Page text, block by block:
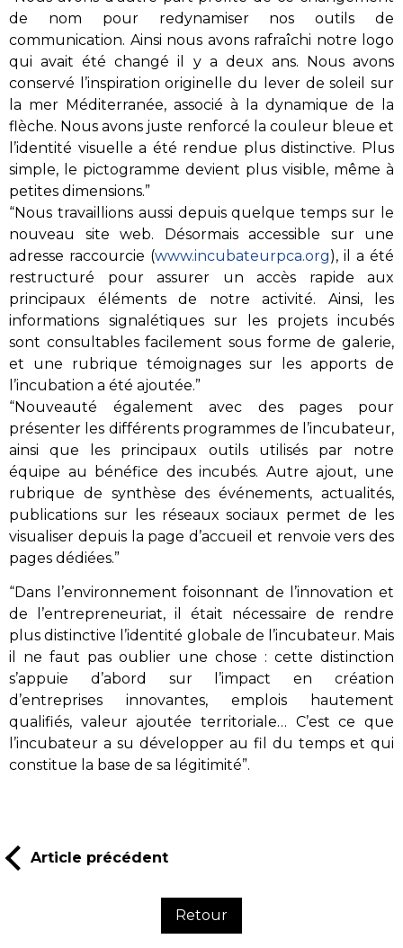
de nom pour redynamiser nos outils de
communication. Ainsi nous avons rafraîchi notre logo
qui avait été changé il y a deux ans. Nous avons
conservé l’inspiration originelle du lever de soleil sur
la mer Méditerranée, associé à la dynamique de la
flèche. Nous avons juste renforcé la couleur bleue et
l’identité visuelle a été rendue plus distinctive. Plus
simple, le pictogramme devient plus visible, même à
petites dimensions.”
“Nous travaillions aussi depuis quelque temps sur le
nouveau site web. Désormais accessible sur une
adresse raccourcie (www.incubateurpca.org), il a été
restructuré pour assurer un accès rapide aux
principaux éléments de notre activité. Ainsi, les
informations signalétiques sur les projets incubés
sont consultables facilement sous forme de galerie,
et une rubrique témoignages sur les apports de
l’incubation a été ajoutée.”
“Nouveauté également avec des pages pour
présenter les différents programmes de l’incubateur,
ainsi que les principaux outils utilisés par notre
équipe au bénéfice des incubés. Autre ajout, une
rubrique de synthèse des événements, actualités,
publications sur les réseaux sociaux permet de les
visualiser depuis la page d’accueil et renvoie vers des
pages dédiées.”
“Dans l’environnement foisonnant de l’innovation et
de l’entrepreneuriat, il était nécessaire de rendre
plus distinctive l’identité globale de l’incubateur. Mais
il ne faut pas oublier une chose : cette distinction
s’appuie d’abord sur l’impact en création
d’entreprises innovantes, emplois hautement
qualifiés, valeur ajoutée territoriale… C’est ce que
l’incubateur a su développer au fil du temps et qui
constitue la base de sa légitimité”.
Article précédent
Retour